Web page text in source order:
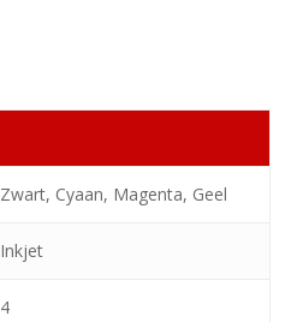
Zwart, Cyaan, Magenta, Geel
Inkjet
4